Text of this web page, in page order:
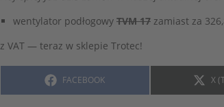
wentylator podłogowy TVM 17 zamiast za
z VAT — teraz w sklepie Trotec!
SHARE
FACEBOOK
ON
X